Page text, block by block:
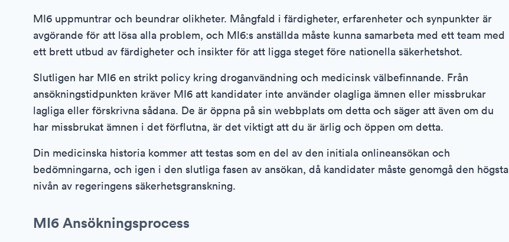
MI6 uppmuntrar och beundrar olikheter. Mångfald i färdigheter, erfarenheter och synpunkter är
avgörande för att lösa alla problem, och MI6:s anställda måste kunna samarbeta med ett team med
ett brett utbud av färdigheter och insikter för att ligga steget före nationella säkerhetshot.
Slutligen har MI6 en strikt policy kring droganvändning och medicinsk välbefinnande. Från
ansökningstidpunkten kräver MI6 att kandidater inte använder olagliga ämnen eller missbrukar
lagliga eller förskrivna sådana. De är öppna på sin webbplats om detta och säger att även om du
har missbrukat ämnen i det förflutna, är det viktigt att du är ärlig och öppen om detta.
Din medicinska historia kommer att testas som en del av den initiala onlineansökan och
bedömningarna, och igen i den slutliga fasen av ansökan, då kandidater måste genomgå den högsta
nivån av regeringens säkerhetsgranskning.
MI6 Ansökningsprocess